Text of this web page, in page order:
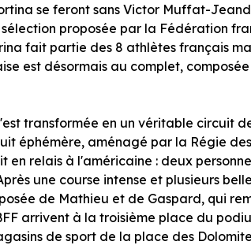
se feront sans Victor Muffat-
proposée par la Fédération
fait partie des 8 athlètes français
est désormais au complet,
transformée en un véritable circuit
éphémère, aménagé par la Régie
relais à l'américaine : deux
une course intense et plusieurs
de Mathieu et de Gaspard, qui
arrivent à la troisième place du
de sport de la place des